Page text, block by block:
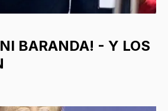
BARANDA! - Y LOS